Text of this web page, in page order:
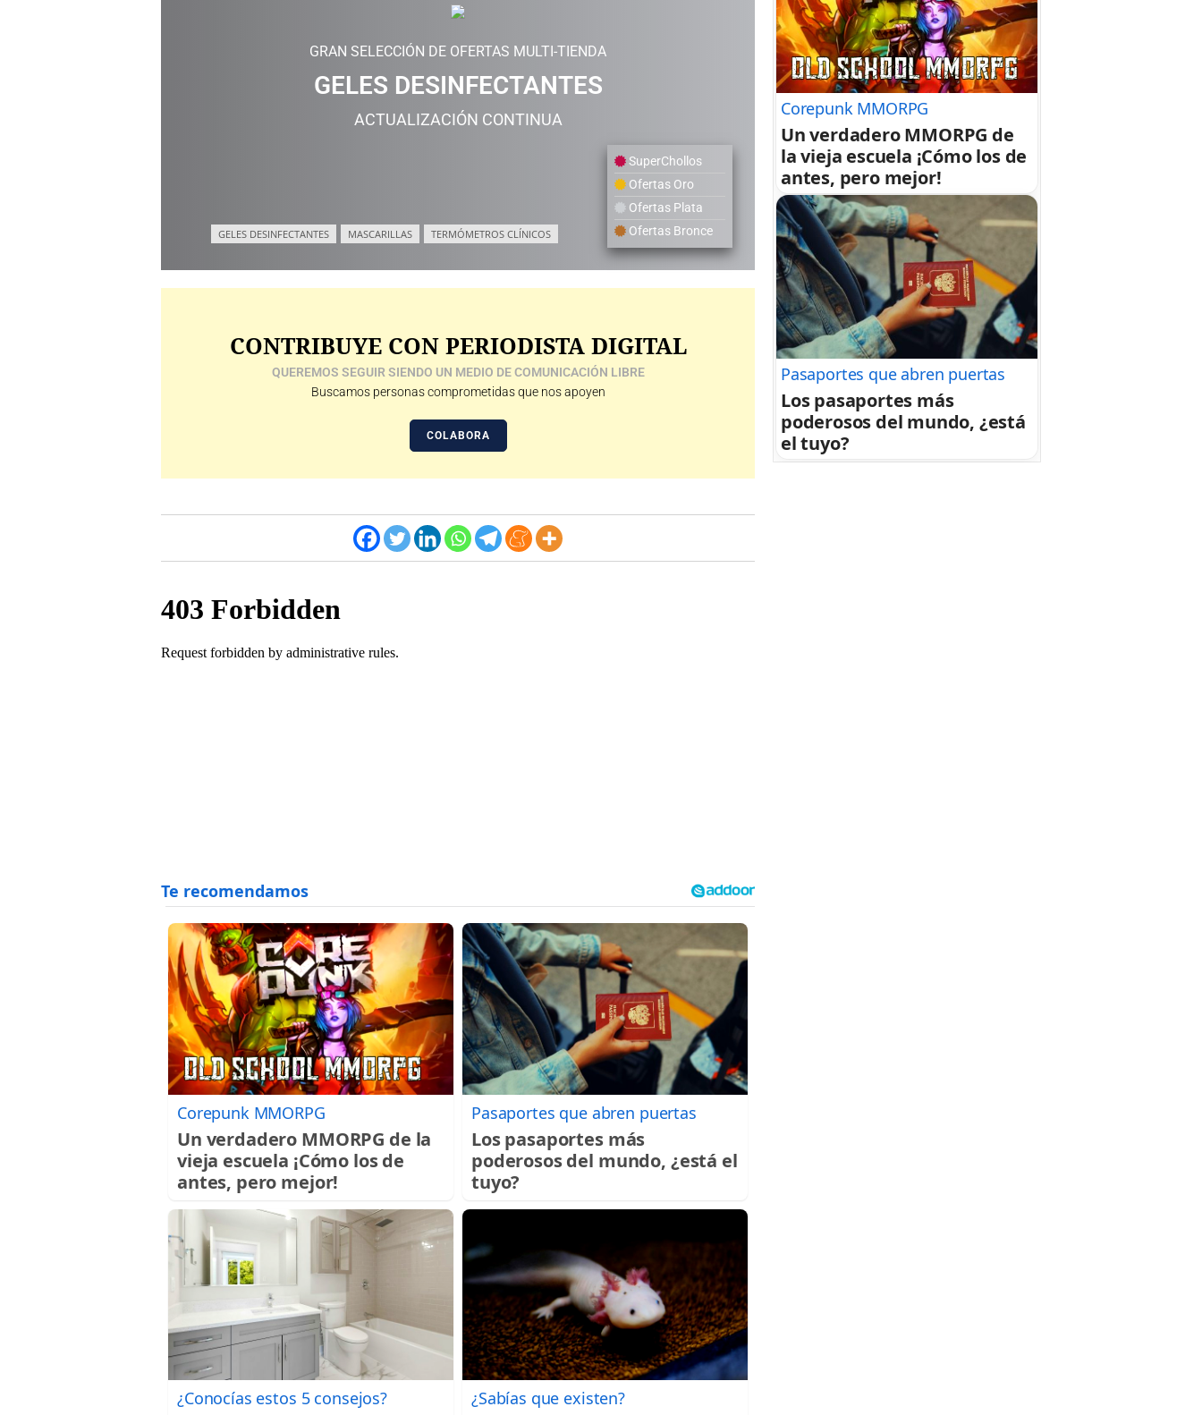
GRAN SELECCIÓN DE OFERTAS MULTI-TIENDA
GELES DESINFECTANTES
ACTUALIZACIÓN CONTINUA
GELES DESINFECTANTES MASCARILLAS TERMÓMETROS CLÍNICOS
SuperChollos
Ofertas Oro
Ofertas Plata
Ofertas Bronce
CONTRIBUYE CON PERIODISTA DIGITAL
QUEREMOS SEGUIR SIENDO UN MEDIO DE COMUNICACIÓN LIBRE
Buscamos personas comprometidas que nos apoyen
COLABORA
Corepunk MMORPG
Un verdadero MMORPG de la
vieja escuela ¡Cómo los de
antes, pero mejor!
Pasaportes que abren puertas
Los pasaportes más
poderosos del mundo, ¿está el
tuyo?
¿Conocías estos 5 consejos? ¿Sabías que existen?
Corepunk MMORPG
Un verdadero MMORPG de
la vieja escuela ¡Cómo los de
antes, pero mejor!
Pasaportes que abren puertas
Los pasaportes más
poderosos del mundo, ¿está
el tuyo?